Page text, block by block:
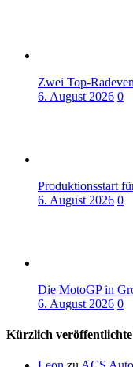
Zwei Top-
6. August 2026 0
Produktionsstart
6. August 2026 0
Die MotoGP in
6. August 2026 0
Kürzlich